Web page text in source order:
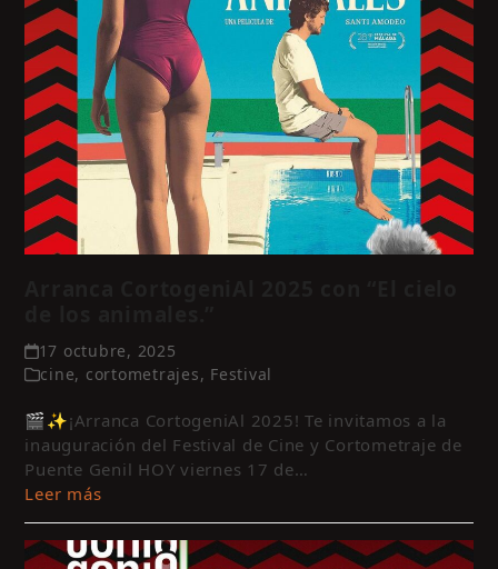
17 octubre, 2025
cine, cortometrajes, Festival
🎬✨¡Arranca CortogeniAl 2025! Te invitamos a la
inauguración del Festival de Cine y Cortometraje de
Puente Genil HOY viernes 17 de…
Leer más